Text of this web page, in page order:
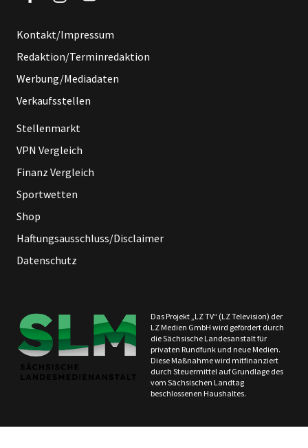
Kontakt/Impressum
Redaktion/Terminredaktion
Werbung/Mediadaten
Verkaufsstellen
Stellenmarkt
VPN Vergleich
Finanz Vergleich
Sportwetten
Shop
Haftungsausschluss/Disclaimer
Datenschutz
Das Projekt „LZ TV“ (LZ Television) der
LZ Medien GmbH wird gefördert durch
die Sächsische Landesanstalt für
privaten Rundfunk und neue Medien.
Diese Maßnahme wird mitfinanziert
durch Steuermittel auf Grundlage des
vom Sächsischen Landtag
beschlossenen Haushaltes.